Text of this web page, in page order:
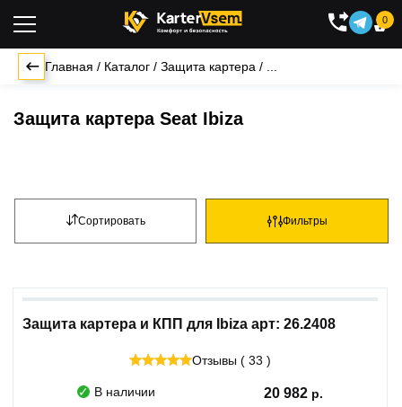

0
Главная / Каталог / Защита картера /
Защита картера Seat Ibiza
Фильтры
Сортировать
Защита картера и КПП для Ibiza арт: 26.2408
Отзывы ( 33 )
В наличии 20 982